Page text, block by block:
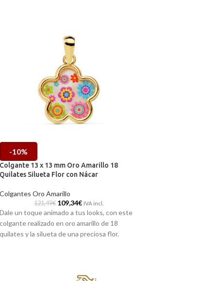
-10%
Colgante 13 x 13 mm Oro Amarillo 18
Quilates Silueta Flor con Nácar
Colgantes Oro Amarillo
121,49€ 109,34€ IVA incl.
Dale un toque animado a tus looks, con este
colgante realizado en oro amarillo de 18
quilates y la silueta de una preciosa flor.